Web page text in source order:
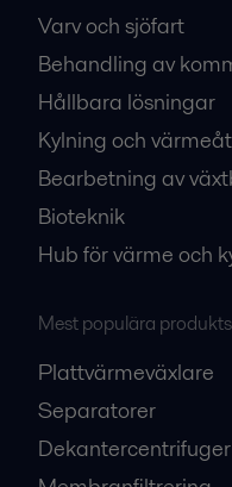
Varv och sjöfart
Behandling av
Hållbara lösningar
Kylning och
Bearbetning av
Bioteknik
Hub för värme och
Mest populära
Plattvärmeväxlare
Separatorer
Dekantercentrifuger